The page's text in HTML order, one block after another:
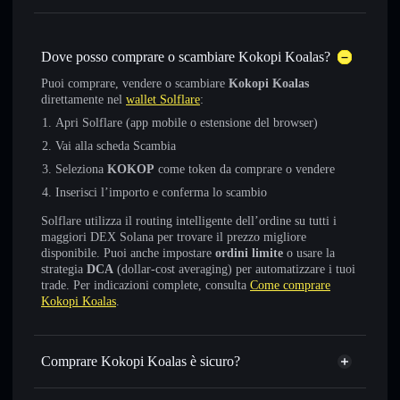
Dove posso comprare o scambiare Kokopi Koalas?
Puoi comprare, vendere o scambiare Kokopi Koalas
direttamente nel wallet Solflare:
Apri Solflare (app mobile o estensione del browser)
Vai alla scheda Scambia
Seleziona KOKOP come token da comprare o vendere
Inserisci l’importo e conferma lo scambio
Solflare utilizza il routing intelligente dell’ordine su tutti i
maggiori DEX Solana per trovare il prezzo migliore
disponibile. Puoi anche impostare ordini limite o usare la
strategia DCA (dollar-cost averaging) per automatizzare i tuoi
trade. Per indicazioni complete, consulta Come comprare
Kokopi Koalas.
Comprare Kokopi Koalas è sicuro?
Kokopi Koalas token verificato